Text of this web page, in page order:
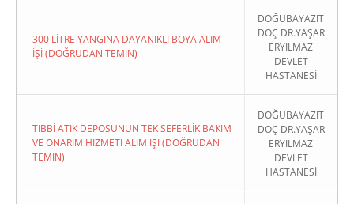
300 LİTRE YANGINA DAYANIKLI BOYA ALIM
İŞİ (DOĞRUDAN TEMIN)
DOĞUBAYAZIT
DOÇ DR.YAŞAR
ERYILMAZ
DEVLET
HASTANESİ
TIBBİ ATIK DEPOSUNUN TEK SEFERLİK BAKIM
VE ONARIM HİZMETİ ALIM İŞİ (DOĞRUDAN
TEMIN)
DOĞUBAYAZIT
DOÇ DR.YAŞAR
ERYILMAZ
DEVLET
HASTANESİ